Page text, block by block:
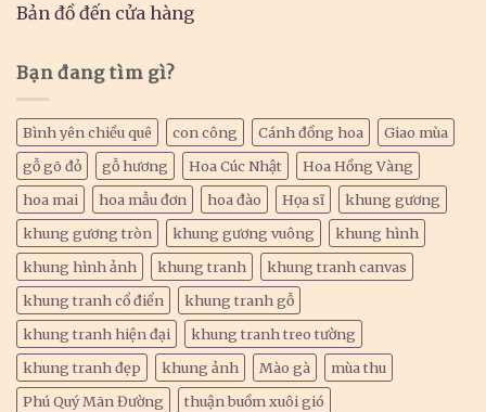
Bản đồ đến cửa hàng
Bạn đang tìm gì?
Bình yên chiều quê con công Cánh đồng hoa
Giao mùa
gỗ gõ đỏ
gỗ hương Hoa Cúc Nhật
Hoa Hồng Vàng
hoa mai
hoa mẫu đơn hoa đào Họa sĩ
khung gương
khung gương tròn
khung gương vuông
khung hình
khung hình ảnh
khung tranh
khung tranh canvas
khung tranh cổ điển
khung tranh gỗ
khung tranh hiện đại
khung tranh treo tường
khung tranh đẹp
khung ảnh Mào gà
mùa thu
Phú Quý Mãn Đường
thuận buồm xuôi gió